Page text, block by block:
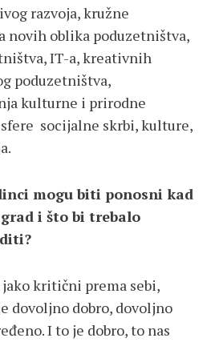
razvoja, kružne
novih oblika poduzetništva,
IT-a, kreativnih
poduzetništva,
kulturne i prirodne
socijalne skrbi, kulture,
mogu biti ponosni kad
i što bi trebalo
kritični prema sebi,
dovoljno dobro, dovoljno
I to je dobro, to nas